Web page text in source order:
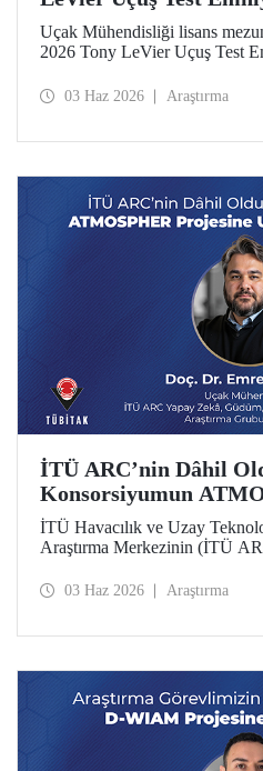
Görüldü
Uçak Mühendisliği lisans
2026 Tony LeVier Uçuş Test
emniyetine ve literatürüne
03 Haz 2026 Araştırma
İTÜ ARC’nin Dâhil
Konsorsiyumun
Ufuk Avrupa Desteği
İTÜ Havacılık ve Uzay
Araştırma Merkezinin (İTÜ
Avrupa desteği kazandı. Bu
03 Haz 2026 Araştırma